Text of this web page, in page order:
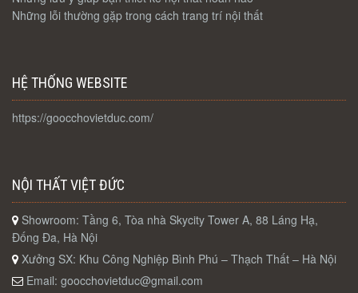
Những lỗi thường gặp trong cách trang trí nội thất
HỆ THỐNG WEBSITE
https://goocchovietduc.com/
NỘI THẤT VIỆT ĐỨC
Showroom: Tầng 6, Tòa nhà Skycity Tower A, 88 Láng Hạ,
Đống Đa, Hà Nội
Xưởng SX: Khu Công Nghiệp Bình Phú – Thạch Thất – Hà Nội
Email: goocchovietduc@gmail.com